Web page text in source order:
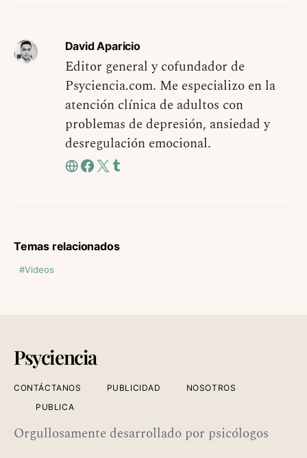
David Aparicio
Editor general y cofundador de
Psyciencia.com. Me especializo en la
atención clínica de adultos con
problemas de depresión, ansiedad y
desregulación emocional.
Temas relacionados
Videos
Psyciencia
CONTÁCTANOS PUBLICIDAD
NOSOTROS
PUBLICA
Orgullosamente desarrollado por psicólogos